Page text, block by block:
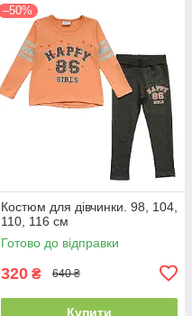
–50%
Костюм для дівчинки. 98, 104,
110, 116 см
Готово до відправки
320 ₴ 640 ₴
Купити